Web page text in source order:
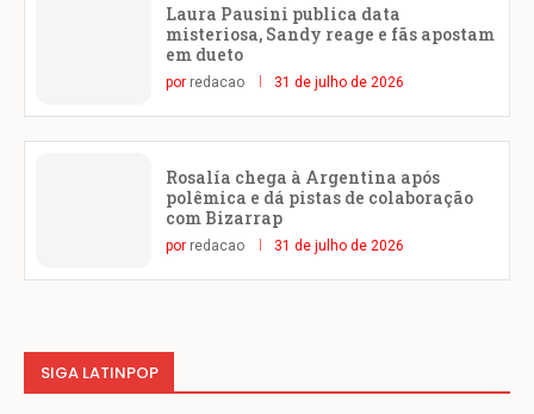
Laura Pausini publica data
misteriosa, Sandy reage e fãs apostam
em dueto
por redacao 31 de julho de 2026
Rosalía chega à Argentina após
polêmica e dá pistas de colaboração
com Bizarrap
por redacao 31 de julho de 2026
SIGA LATINPOP